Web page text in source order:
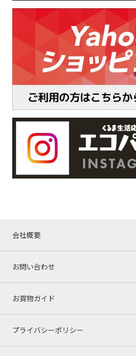
会社概要
お問い合わせ
お買物ガイド
プライバシーポリシー